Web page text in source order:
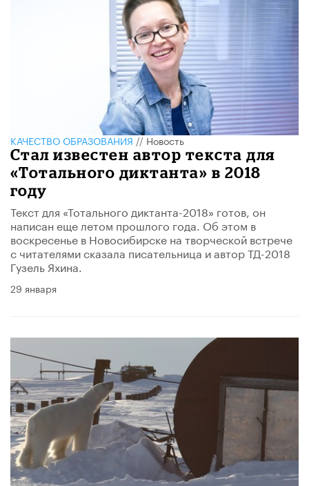
КАЧЕСТВО ОБРАЗОВАНИЯ//Новость
Стал известен автор текста для
«Тотального диктанта» в 2018
году
Текст для «Тотального диктанта-2018» готов, он
написан еще летом прошлого года. Об этом в
воскресенье в Новосибирске на творческой встрече
с читателями сказала писательница и автор ТД-2018
Гузель Яхина.
29 января